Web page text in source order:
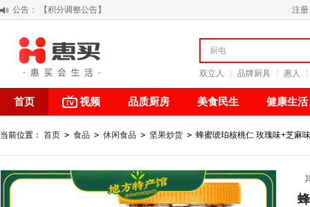
公告：
阳春三月 惠买带你感受第一颗黄果柑的清新甘甜
【公告】防诈骗提醒
【积分调整公告】
注册
双立人 品牌厨具 惠人
首页 视频 品质厨房 美食民生 健康生活
当前位置： 首页 > 食品 > 休闲食品 > 坚果炒货 > 蜂蜜琥珀核桃仁 玫瑰味+芝麻